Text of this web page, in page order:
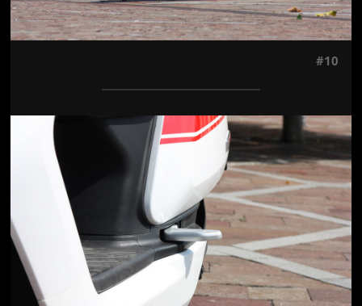
#10
Jön még kép!